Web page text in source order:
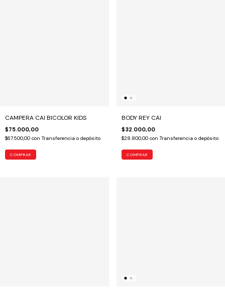
CAMPERA CAI BICOLOR KIDS
$75.000,00
$67.500,00 con Transferencia o depósito
COMPRAR
BODY REY CAI
$32.000,00
$28.800,00 con Transferencia o depósito
COMPRAR